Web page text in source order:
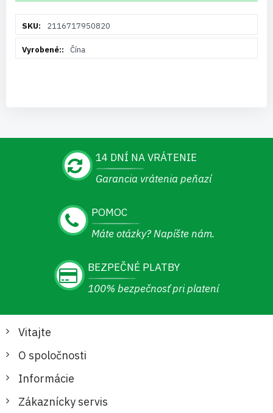
informácií2116717950820
Čína
14 DNÍ NA VRÁTENIE
Garancia vrátenia peňazí
POMOC
Máte otázky? Napíšte nám.
BEZPEČNÉ PLATBY
100% bezpečnosť pri platení
Vitajte
O spoločnosti
Informácie
Zákaznícky servis